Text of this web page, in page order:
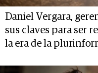
Daniel Vergara,
sus claves para ser
la era de la